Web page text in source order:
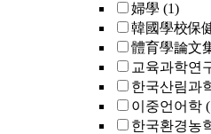
婦學 (1)
韓國學校保
體育學論文
교육과학연
한국산림과
이중언어학
한국환경농